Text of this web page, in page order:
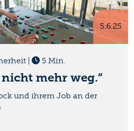
5.6.25
| 5 Min.
mehr weg.“
und ihrem Job an der